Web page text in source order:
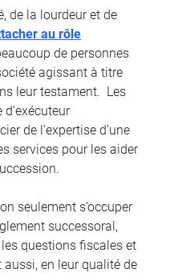
de la lourdeur et de
au rôle
de personnes
agissant à titre
leur testament. Les
de l’expertise d’une
services pour les aider
seulement s’occuper
successoral,
questions fiscales et
en leur qualité de